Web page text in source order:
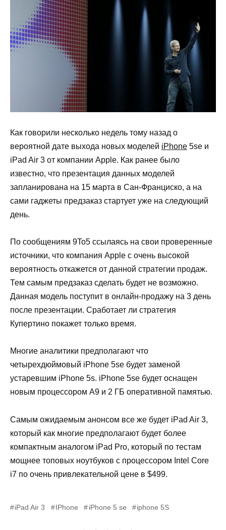
Как говорили несколько недель тому назад о
вероятной дате выхода новых моделей iPhone 5se и
iPad Air 3 от компании Apple. Как ранее было
известно, что презентация данных моделей
запланирована на 15 марта в Сан-Франциско, а на
сами гаджеты предзаказ стартует уже на следующий
день.
По сообщениям 9To5 ссылаясь на свои проверенные
источники, что компания Apple с очень высокой
вероятность откажется от данной стратегии продаж.
Тем самым предзаказ сделать будет не возможно.
Данная модель поступит в онлайн-продажу на 3 день
после презентации. Сработает ли стратегия
Купертино покажет только время.
Многие аналитики предполагают что
четырехдюймовый iPhone 5se будет заменой
устаревшим iPhone 5s. iPhone 5se будет оснащен
новым процессором А9 и 2 ГБ оперативной памятью.
Самым ожидаемым анонсом все же будет iPad Air 3,
который как многие предполагают будет более
компактным аналогом iPad Pro, который по тестам
мощнее топовых ноутбуков с процессором Intel Core
i7 по очень привлекательной цене в $499.
iPad Air 3 IPhone iPhone 5 se iphone 5S